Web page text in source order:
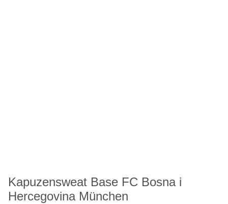
Kapuzensweat Base FC Bosna i
Hercegovina München